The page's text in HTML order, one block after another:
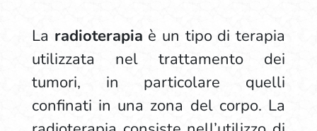
La radioterapia è un tipo di terapia
utilizzata nel trattamento dei
tumori, in particolare quelli
confinati in una zona del corpo. La